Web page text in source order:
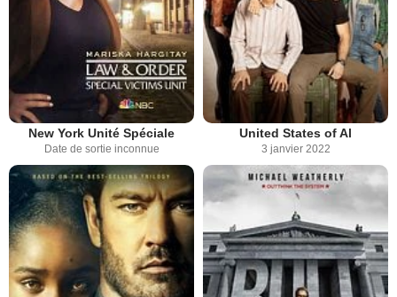
New York Unité Spéciale
Date de sortie inconnue
United States of Al
3 janvier 2022